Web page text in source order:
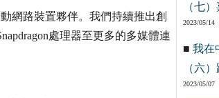
網路裝置夥伴。我們持續推出創
處理器至更多的多媒體連
（七
2023/05/14
■ 我在
（六
2023/05/07